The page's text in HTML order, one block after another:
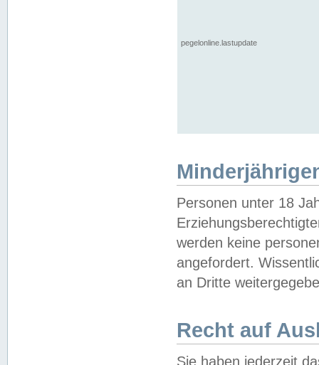
pegelonline.lastupdate
Personen unter 18
werden keine
angefordert.
an Dritte
Recht auf
Sie haben jederzeit